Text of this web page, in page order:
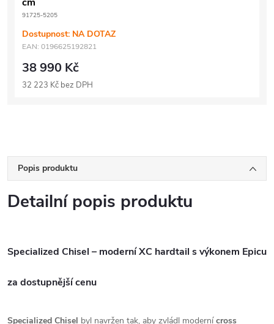
91725-5205
Dostupnost: NA DOTAZ
EAN: 0196625192821
38 990 Kč
32 223 Kč bez DPH
Popis produktu
Detailní popis produktu
Specialized Chisel – moderní XC hardtail s výkonem Epicu
za dostupnější cenu
Specialized Chisel byl navržen tak, aby zvládl modernícross